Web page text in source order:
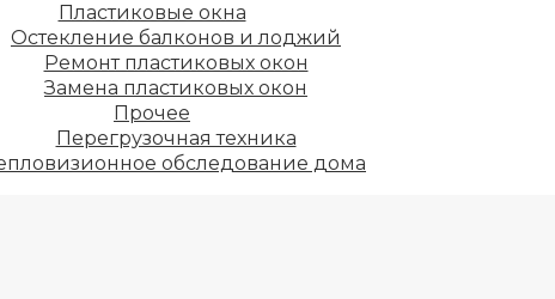
Пластиковые окна
Остекление балконов и лоджий
Ремонт пластиковых окон
Замена пластиковых окон
Прочее
Перегрузочная техника
обследование дома